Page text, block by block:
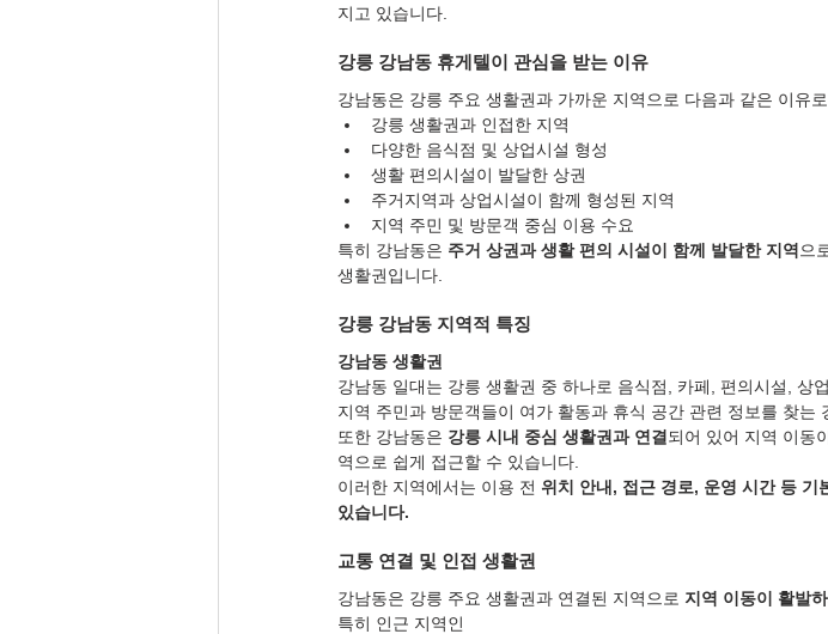
지고 있습니다.
강릉 강남동 휴게텔이 관심을 받는 이유
강남동은 강릉 주요 생활권과 가까운 지역으로 다음과 같은 이유
강릉 생활권과 인접한 지역
다양한 음식점 및 상업시설 형성
생활 편의시설이 발달한 상권
주거지역과 상업시설이 함께 형성된 지역
지역 주민 및 방문객 중심 이용 수요
특히 강남동은 주거 상권과 생활 편의 시설이 함께 발달한 지역 으
생활권입니다.
강릉 강남동 지역적 특징
강남동 생활권
강남동 일대는 강릉 생활권 중 하나로 음식점, 카페, 편의시설, 상
지역 주민과 방문객들이 여가 활동과 휴식 공간 관련 정보를 찾는
또한 강남동은 강릉 시내 중심 생활권과 연결 되어 있어 지역 이동
역으로 쉽게 접근할 수 있습니다.
이러한 지역에서는 이용 전 위치 안내, 접근 경로, 운영 시간 등
있습니다.
교통 연결 및 인접 생활권
강남동은 강릉 주요 생활권과 연결된 지역으로 지역 이동이 활발
특히 인근 지역인